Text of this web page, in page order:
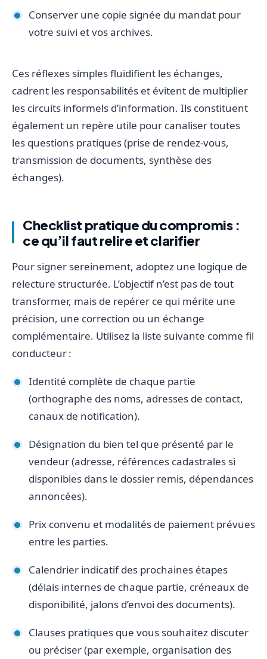
Conserver une copie signée du mandat pour
votre suivi et vos archives.
Ces réflexes simples fluidifient les échanges,
cadrent les responsabilités et évitent de multiplier
les circuits informels d’information. Ils constituent
également un repère utile pour canaliser toutes
les questions pratiques (prise de rendez-vous,
transmission de documents, synthèse des
échanges).
Checklist pratique du compromis :
ce qu’il faut relire et clarifier
Pour signer sereinement, adoptez une logique de
relecture structurée. L’objectif n’est pas de tout
transformer, mais de repérer ce qui mérite une
précision, une correction ou un échange
complémentaire. Utilisez la liste suivante comme fil
conducteur :
Identité complète de chaque partie
(orthographe des noms, adresses de contact,
canaux de notification).
Désignation du bien tel que présenté par le
vendeur (adresse, références cadastrales si
disponibles dans le dossier remis, dépendances
annoncées).
Prix convenu et modalités de paiement prévues
entre les parties.
Calendrier indicatif des prochaines étapes
(délais internes de chaque partie, créneaux de
disponibilité, jalons d’envoi des documents).
Clauses pratiques que vous souhaitez discuter
ou préciser (par exemple, organisation des